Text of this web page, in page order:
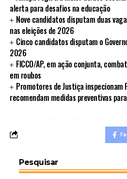
alerta para desafios na educação
Nove candidatos disputam duas
nas eleições de 2026
Cinco candidatos disputam o
2026
FICCO/AP, em ação conjunta,
em roubos
Promotores de Justiça inspecionam
recomendam medidas preventivas
Pesquisar